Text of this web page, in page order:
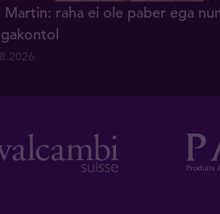
Martin: raha ei ole paber ega